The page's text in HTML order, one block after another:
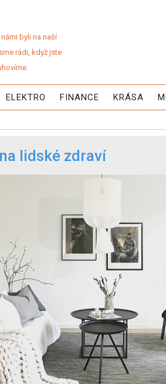
byli na naší
rádi, když jste
ELEKTRO FINANCE KRÁSA
lidské zdraví